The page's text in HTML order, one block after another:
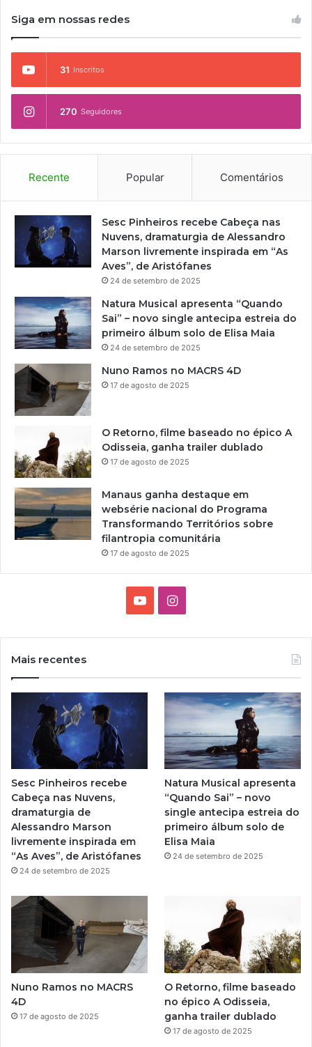
Siga em nossas redes
31 Inscritos
270 Seguidores
Recente Popular Comentários
Sesc Pinheiros recebe Cabeça nas
Nuvens, dramaturgia de Alessandro
Marson livremente inspirada em “As
Aves”, de Aristófanes
24 de setembro de 2025
Natura Musical apresenta “Quando
Sai” – novo single antecipa estreia do
primeiro álbum solo de Elisa Maia
24 de setembro de 2025
Nuno Ramos no MACRS 4D
17 de agosto de 2025
O Retorno, filme baseado no épico A
Odisseia, ganha trailer dublado
17 de agosto de 2025
Manaus ganha destaque em
websérie nacional do Programa
Transformando Territórios sobre
filantropia comunitária
17 de agosto de 2025
e
I
g
r
a
m
Mais recentes
Sesc Pinheiros recebe
Cabeça nas Nuvens,
dramaturgia de
Alessandro Marson
livremente inspirada em
“As Aves”, de Aristófanes
24 de setembro de 2025
Natura Musical apresenta
“Quando Sai” – novo
single antecipa estreia do
primeiro álbum solo de
Elisa Maia
24 de setembro de 2025
Nuno Ramos no MACRS
4D
17 de agosto de 2025
O Retorno, filme baseado
no épico A Odisseia,
ganha trailer dublado
17 de agosto de 2025